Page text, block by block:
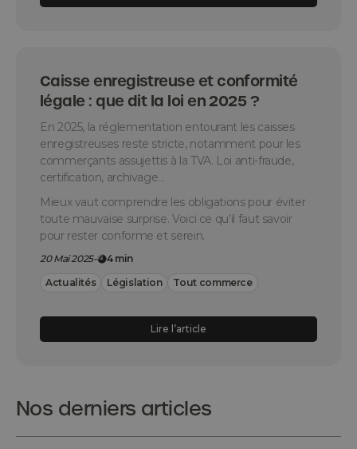
Caisse enregistreuse et conformité
légale : que dit la loi en 2025 ?
En 2025, la réglementation entourant les caisses
enregistreuses reste stricte, notamment pour les
commerçants assujettis à la TVA. Loi anti-fraude,
certification, archivage…
Mieux vaut comprendre les obligations pour éviter
toute mauvaise surprise. Voici ce qu’il faut savoir
pour rester conforme et serein.
20 Mai 2025-
4 min
Actualités
Législation Tout commerce
Lire l’article
Nos derniers articles